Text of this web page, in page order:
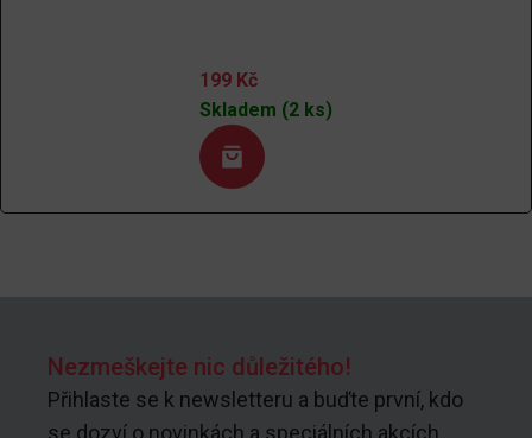
199 Kč
Skladem (2 ks)
Nezmeškejte nic důležitého!
Přihlaste se k newsletteru a buďte první, kdo
se dozví o novinkách a speciálních akcích.